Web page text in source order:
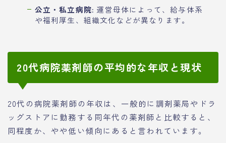
公立・私立病院: 運営母体によって、給与体系
や福利厚生、組織文化などが異なります。
20代病院薬剤師の平均的な年収と現状
20代の病院薬剤師の年収は、一般的に調剤薬局やドラ
ッグストアに勤務する同年代の薬剤師と比較すると、
同程度か、やや低い傾向にあると言われています。